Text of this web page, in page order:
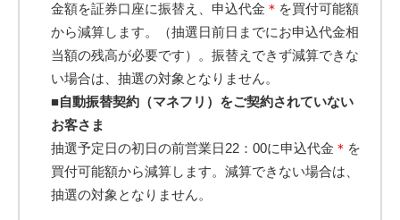
金額を証券口座に振替え、申込代金 ＊ を買付可能額
から減算します。（抽選日前日までにお申込代金相
当額の残高が必要です）。振替えできず減算できな
い場合は、抽選の対象となりません。
■自動振替契約（マネフリ）をご契約されていない
お客さま
抽選予定日の初日の前営業日22：00に申込代金 ＊ を
買付可能額から減算します。減算できない場合は、
抽選の対象となりません。